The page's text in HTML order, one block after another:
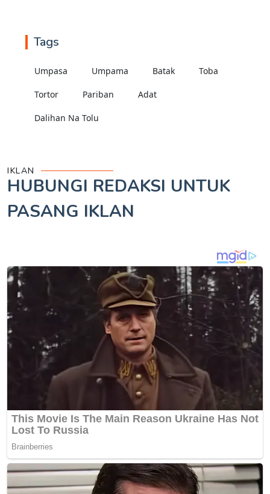
Tags
Umpasa Umpama Batak Toba
Tortor Pariban Adat
Dalihan Na Tolu
IKLAN
HUBUNGI REDAKSI UNTUK
PASANG IKLAN